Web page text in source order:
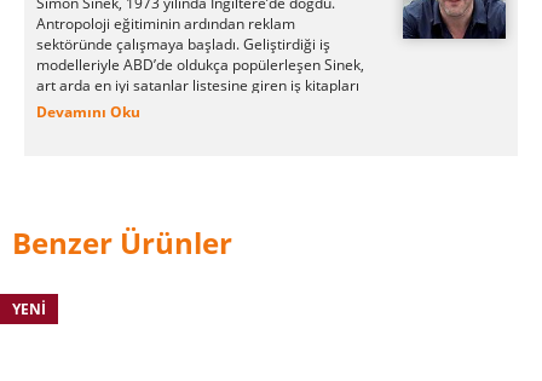
Antropoloji eğitiminin ardından reklam
sektöründe çalışmaya başladı. Geliştirdiği iş
modelleriyle ABD’de oldukça popülerleşen Sinek,
art arda en iyi satanlar listesine giren iş kitapları
yayımladı. Ayrıca dünyanın dört bir tarafında
Devamını Oku
Benzer Ürünler
YENI